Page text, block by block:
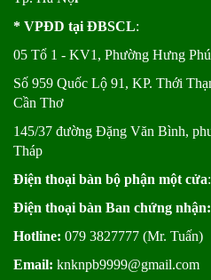
* VPĐD tại ĐBSCL:
05 Tổ 1 - KV1, Phường Hưng
Số 959 Quốc Lộ 91, KP. Thới
Cần Thơ
145/37 đường Đặng Văn Bình,
Tháp
Điện thoại bàn bộ phận một cửa
Điện thoại bàn Ban chứng nhận:
Hotline: 079 3827777 (Mr. Tuấn)
Email: knknpb9999@gmail.com